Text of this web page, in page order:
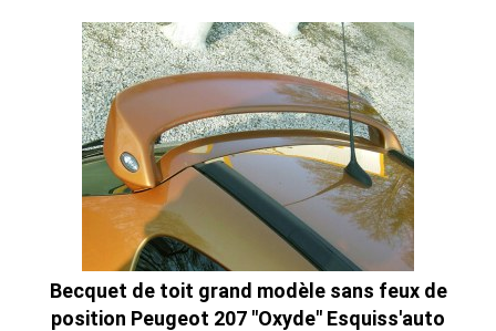
Becquet de toit grand modèle sans feux de
position Peugeot 207 "Oxyde" Esquiss'auto